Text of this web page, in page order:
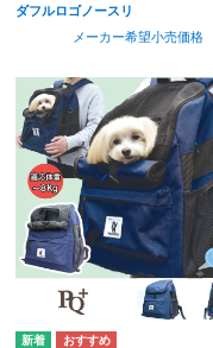
ダフルロゴノースリ
メーカー希望小売価格